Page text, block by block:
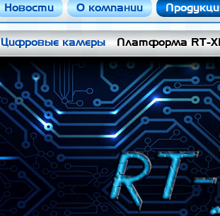
Новости О компании
Цифровые камеры Платформа RT-